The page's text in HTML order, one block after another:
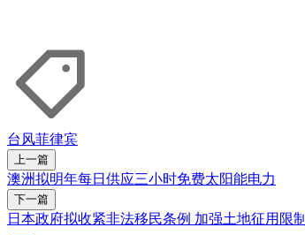
台风菲律宾
上一篇
澳洲拟明年每日供应三小时免费太阳能电力
下一篇
日本政府拟收紧非法移民条例 加强土地征用限制